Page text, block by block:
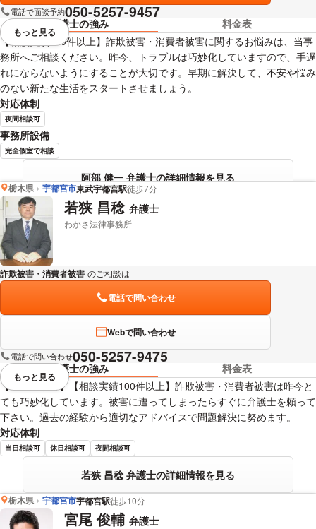
電話で面談予約050-5257-9457
弁護士の強み
料金表
【相談実績100件以上】詐欺被害・消費者被害に関するお悩みは、当事
務所へご相談ください。昨今、トラブルは巧妙化していますので、手遅
れにならないようにすることが大切です。早期に解決して、不安や悩み
のない新たな生活をスタートさせましょう。
対応体制
夜間相談可
事務所設備
完全個室で相談
阿部 健一 弁護士の詳細情報を見る
視覚的に省略されている要素を
もっと見る
栃木県 宇都宮市東武宇都宮駅徒歩7分
若狭 昌稔 弁護士
わかさ法律事務所
詐欺被害・消費者被害 のご相談は
電話で問い合わせ
Webで問い合わせ
電話で問い合わせ050-5257-9475
弁護士の強み
料金表
【電話相談可】【相談実績100件以上】詐欺被害・消費者被害は昨今と
ても巧妙化しています。被害に遭ってしまったらすぐに弁護士を頼って
下さい。過去の経験から適切なアドバイスで問題解決に努めます。
対応体制
当日相談可 休日相談可 夜間相談可
若狭 昌稔 弁護士の詳細情報を見る
視覚的に省略されている要素を
もっと見る
栃木県 宇都宮市宇都宮駅徒歩10分
宮尾 俊輔 弁護士